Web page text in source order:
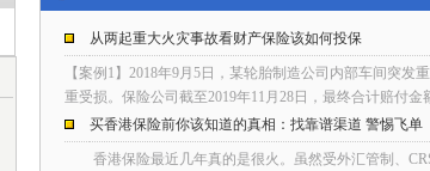
从两起重大火灾事故看财产保险该如何投保
【案例1】2018年9月5日，某轮胎制造公司内部车间突
重受损。保险公司截至2019年11月28日，最终合计赔付
买香港保险前你该知道的真相：找靠谱渠道 警惕飞单
香港保险最近几年真的是很火。虽然受外汇管制、